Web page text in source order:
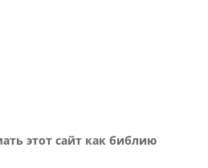
этот сайт как библию